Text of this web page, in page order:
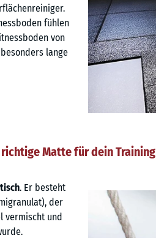
fühlen
von
lange
Matte für dein Training
. Er besteht
der
vermischt und